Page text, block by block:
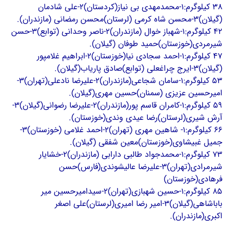
38 کیلوگرم:1-محمدمهدی بی نیاز(کردستان)2-علی شادمان
(گیلان)3-محسن شاه کرمی (لرستان)محسن رمضانی (مازندران).
42 کیلوگرم:1-شهباز خوال (مازندران)2-ناصر وحدانی (توابع)3-حسن
شیرمردی(خوزستان)حمید طوفان (گیلان).
47 کیلوگرم:1-
احمد سجادی نیا(خوزستان)2-ابراهیم غلامپور
(گیلان)3-ایرج چراغعلی (توابع)صادق پاریاب(گیلان).
53 کیلوگرم:1-سامان شجاعی(مازندران)2-علیرضا نادعلی(تهران)3-
امیرحسین عزیزی (سمنان)حسین مهری(گیلان).
59 کیلوگرم:
1-کامران قاسم پور(مازندران)2-علیرضا رضوانی(گیلان)3-
آرش شیری(لرستان)رضا عیدی وندی(خوزستان).
66 کیلوگرم:1- شاهین مهری (تهران)2-احمد غلامی (خوزستان)3-
جمیل غبیشاوی(خوزستان)معین شفقی (گیلان).
73 کیلوگرم:1-محمدجواد طالبی دارابی (مازندران)2-خشایار
شیرمرادی(تهران)3-علیرضا عالیشوندی(فارس)حسن
فرهادی(خوزستان)
85 کیلوگرم:1-حسین شهبازی(تهران)2-
سیدامیرحسین میر
باباشاهی(گیلان)3-امیر رضا امیری(لرستان)علی اصغر
اکبری(مازندران).